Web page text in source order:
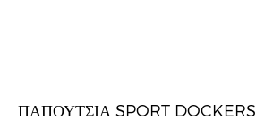
ΠΑΠΟΎΤΣΙΑ SPORT